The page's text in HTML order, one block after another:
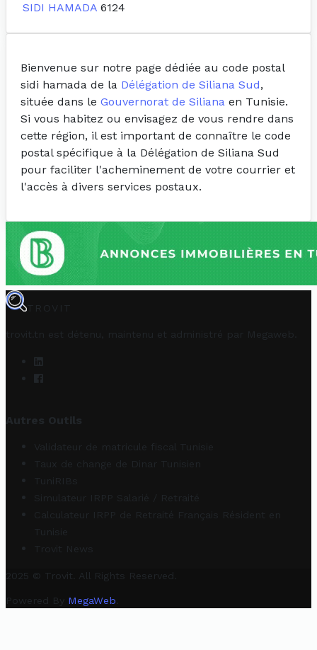
SIDI HAMADA 6124
Bienvenue sur notre page dédiée au code postal
sidi hamada de la Délégation de Siliana Sud,
située dans le Gouvernorat de Siliana en Tunisie.
Si vous habitez ou envisagez de vous rendre dans
cette région, il est important de connaître le code
postal spécifique à la Délégation de Siliana Sud
pour faciliter l'acheminement de votre courrier et
l'accès à divers services postaux.
TROVIT
trovit.tn est détenu, maintenu et administré par Megaweb
Autres Outils
Validateur de matricule fiscal Tunisie
Taux de change de Dinar Tunisien
TuniRIBs
Simulateur IRPP Salarié / Retraité
Calculateur IRPP de Retraité Français Résident en
Tunisie
Trovit News
2025 © Trovit. All Rights Reserved.
Powered By MegaWeb